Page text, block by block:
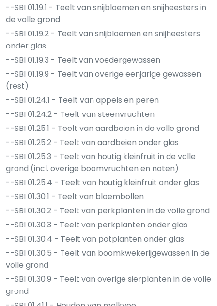
--SBI 01.19.1 - Teelt van snijbloemen en snijheesters in
de volle grond
--SBI 01.19.2 - Teelt van snijbloemen en snijheesters
onder glas
--SBI 01.19.3 - Teelt van voedergewassen
--SBI 01.19.9 - Teelt van overige eenjarige gewassen
(rest)
--SBI 01.24.1 - Teelt van appels en peren
--SBI 01.24.2 - Teelt van steenvruchten
--SBI 01.25.1 - Teelt van aardbeien in de volle grond
--SBI 01.25.2 - Teelt van aardbeien onder glas
--SBI 01.25.3 - Teelt van houtig kleinfruit in de volle
grond (incl. overige boomvruchten en noten)
--SBI 01.25.4 - Teelt van houtig kleinfruit onder glas
--SBI 01.30.1 - Teelt van bloembollen
--SBI 01.30.2 - Teelt van perkplanten in de volle grond
--SBI 01.30.3 - Teelt van perkplanten onder glas
--SBI 01.30.4 - Teelt van potplanten onder glas
--SBI 01.30.5 - Teelt van boomkwekerijgewassen in de
volle grond
--SBI 01.30.9 - Teelt van overige sierplanten in de volle
grond